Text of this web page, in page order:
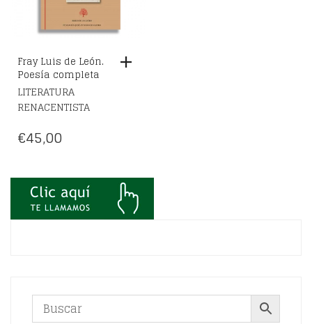
Fray Luis de León.
Poesía completa
LITERATURA
RENACENTISTA
€45,00